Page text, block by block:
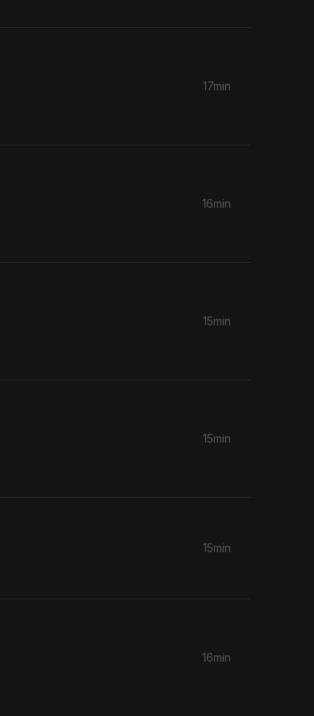
17min
16min
15min
15min
15min
16min